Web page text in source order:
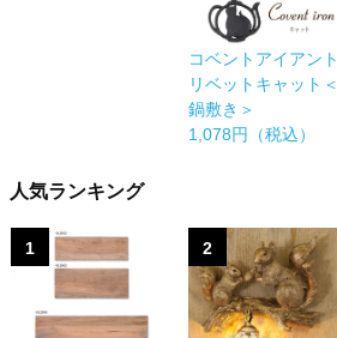
コベントアイアント
リベットキャット＜
鍋敷き＞
1,078円（税込）
人気ランキング
1 2